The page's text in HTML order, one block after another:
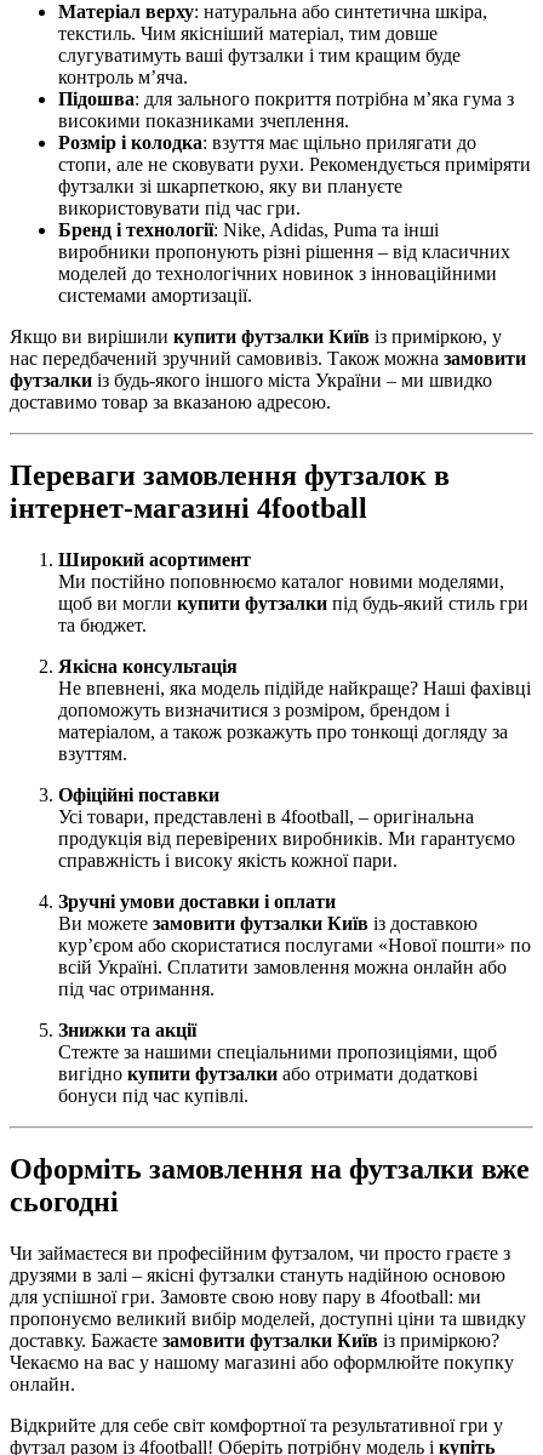
Матеріал верху: натуральна або синтетична шкіра,
текстиль. Чим якісніший матеріал, тим довше
слугуватимуть ваші футзалки і тим кращим буде
контроль м’яча.
Підошва: для зального покриття потрібна м’яка гума з
високими показниками зчеплення.
Розмір і колодка: взуття має щільно прилягати до
стопи, але не сковувати рухи. Рекомендується приміряти
футзалки зі шкарпеткою, яку ви плануєте
використовувати під час гри.
Бренд і технології: Nike, Adidas, Puma та інші
виробники пропонують різні рішення – від класичних
моделей до технологічних новинок з інноваційними
системами амортизації.
Якщо ви вирішили купити футзалки Київ із приміркою, у
нас передбачений зручний самовивіз. Також можна замовити
футзалки із будь-якого іншого міста України – ми швидко
доставимо товар за вказаною адресою.
Переваги замовлення футзалок в
інтернет-магазині 4football
Широкий асортимент
Ми постійно поповнюємо каталог новими моделями,
щоб ви могли купити футзалки під будь-який стиль гри
та бюджет.
Якісна консультація
Не впевнені, яка модель підійде найкраще? Наші фахівці
допоможуть визначитися з розміром, брендом і
матеріалом, а також розкажуть про тонкощі догляду за
взуттям.
Офіційні поставки
Усі товари, представлені в 4football, – оригінальна
продукція від перевірених виробників. Ми гарантуємо
справжність і високу якість кожної пари.
Зручні умови доставки і оплати
Ви можете замовити футзалки Київ із доставкою
кур’єром або скористатися послугами «Нової пошти» по
всій Україні. Сплатити замовлення можна онлайн або
під час отримання.
Знижки та акції
Стежте за нашими спеціальними пропозиціями, щоб
вигідно купити футзалки або отримати додаткові
бонуси під час купівлі.
Оформіть замовлення на футзалки вже
сьогодні
Чи займаєтеся ви професійним футзалом, чи просто граєте з
друзями в залі – якісні футзалки стануть надійною основою
для успішної гри. Замовте свою нову пару в 4football: ми
пропонуємо великий вибір моделей, доступні ціни та швидку
доставку. Бажаєте замовити футзалки Київ із приміркою?
Чекаємо на вас у нашому магазині або оформлюйте покупку
онлайн.
Відкрийте для себе світ комфортної та результативної гри у
футзал разом із 4football! Оберіть потрібну модель і купіть